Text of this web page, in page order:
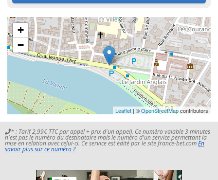
+
−
Leaflet | ©OpenStreetMapcontributors
* : Tarif 2,99€ TTC par appel + prix d'un appel). Ce numéro valable 3 minutes
n'est pas le numéro du destinataire mais le numéro d'un service permettant la
mise en relation avec celui-ci. Ce service est édité par le site france-bet.comEn
savoir plus sur ce numéro ?